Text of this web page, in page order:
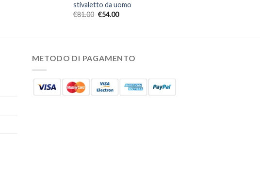
stivaletto da uomo
€81.00 €54.00
METODO DI PAGAMENTO